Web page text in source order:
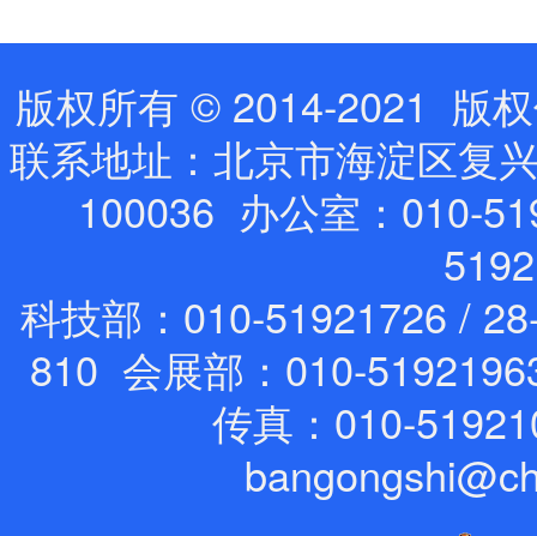
版权所有 © 2014-2021 版
联系地址：北京市海淀区复
100036 办公室：010-
科技部：010-51921726 /
810 会展部：010-
传真：010-